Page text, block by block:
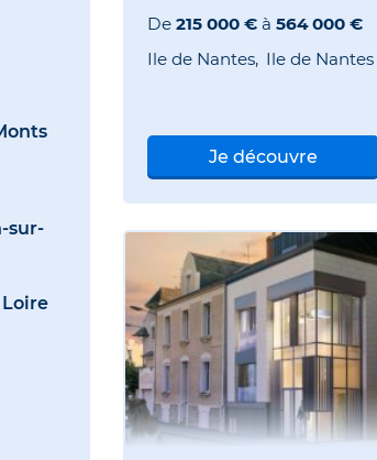
sur-
De 215 000 € à 564 000 €
Ile de Nantes Ile de Nantes
Je découvre